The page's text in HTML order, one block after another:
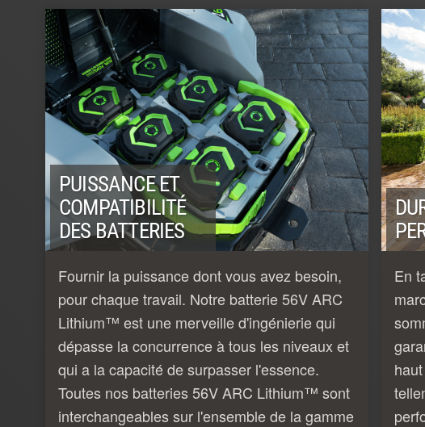
PUISSANCE ET
COMPATIBILITÉ
DES BATTERIES
Fournir la puissance dont vous avez besoin,
pour chaque travail. Notre batterie 56V ARC
Lithium™ est une merveille d'ingénierie qui
dépasse la concurrence à tous les niveaux et
qui a la capacité de surpasser l'essence.
Toutes nos batteries 56V ARC Lithium™ sont
interchangeables sur l'ensemble de la gamme
En